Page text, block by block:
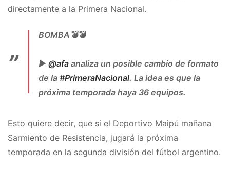
directamente a la Primera Nacional.
BOMBA💣💣
▶️ @afa analiza un posible cambio de formato
de la #PrimeraNacional. La idea es que la
próxima temporada haya 36 equipos.
▶️En consecuencia, el ganador de
@VillaMitreBB–@ClubMadryny#Sarmiento
(Chaco)-#DeportivoMaipúascenderían a la
Esto quiere decir, que si el Deportivo Maipú mañana
Sarmiento de Resistencia, jugará la próxima
temporada en la segunda división del fútbol argentino.